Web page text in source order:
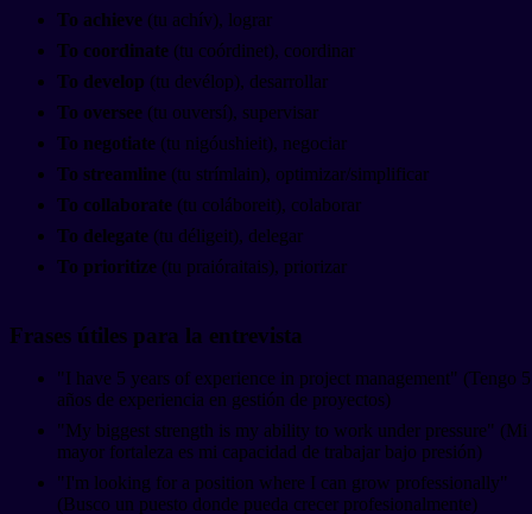
To achieve (tu achív), lograr
To coordinate (tu coórdinet), coordinar
To develop (tu devélop), desarrollar
To oversee (tu ouversí), supervisar
To negotiate (tu nigóushieit), negociar
To streamline (tu strímlain), optimizar/simplificar
To collaborate (tu coláboreit), colaborar
To delegate (tu déligeit), delegar
To prioritize (tu praióraitais), priorizar
Frases útiles para la entrevista
"I have 5 years of experience in project management" (Tengo 5
años de experiencia en gestión de proyectos)
"My biggest strength is my ability to work under pressure" (Mi
mayor fortaleza es mi capacidad de trabajar bajo presión)
"I'm looking for a position where I can grow professionally"
(Busco un puesto donde pueda crecer profesionalmente)